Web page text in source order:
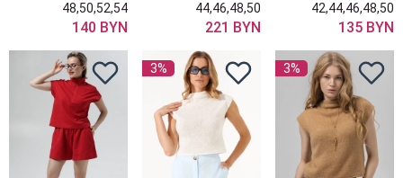
48,50,52,54
140 BYN
44,46,48,50
221 BYN
42,44,46,48,50
135 BYN
3% 3%